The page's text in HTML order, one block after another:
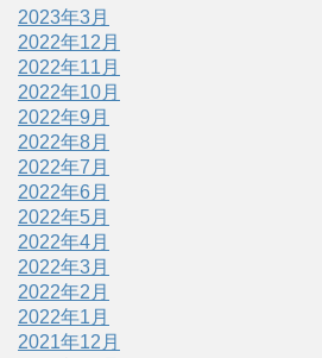
2023年3月
2022年12月
2022年11月
2022年10月
2022年9月
2022年8月
2022年7月
2022年6月
2022年5月
2022年4月
2022年3月
2022年2月
2022年1月
2021年12月